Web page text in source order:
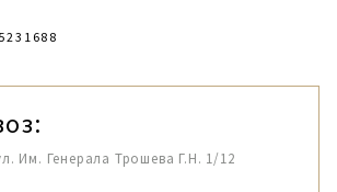
Им. Генерала Трошева Г.Н. 1/12